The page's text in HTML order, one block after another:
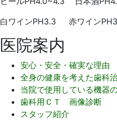
白ワインPH3.3 赤ワイン
医院案内
安心・安全・確実な理由
全身の健康を考えた歯科
当院で使用している機器
歯科用ＣＴ 画像診断
スタッフ紹介